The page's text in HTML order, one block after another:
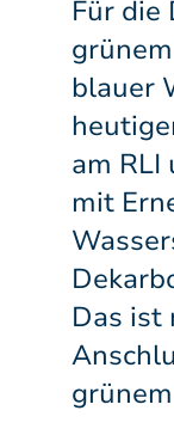
Für die
blauer
am
mit
Das ist